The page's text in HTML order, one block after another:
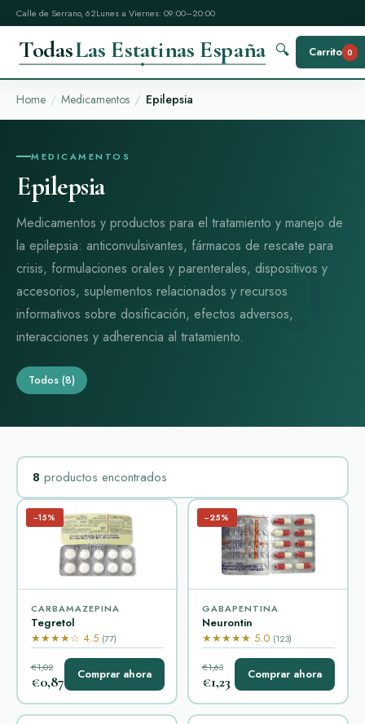
Calle de Serrano, 62Lunes a Viernes: 09:00–20:00
TodasLas Estatinas España 🔍 Carrito 0
Home Medicamentos Epilepsia
MEDICAMENTOS
Epilepsia
Medicamentos y productos para el tratamiento y manejo de
la epilepsia: anticonvulsivantes, fármacos de rescate para
crisis, formulaciones orales y parenterales, dispositivos y
accesorios, suplementos relacionados y recursos
informativos sobre dosificación, efectos adversos,
interacciones y adherencia al tratamiento.
Todos (8)
8 productos encontrados
−15%
CARBAMAZEPINA
Tegretol
★★★★☆ 4.5 (77)
€1,02
€0,87 Comprar ahora
−25%
GABAPENTINA
Neurontin
★★★★★ 5.0 (123)
€1,63
€1,23 Comprar ahora